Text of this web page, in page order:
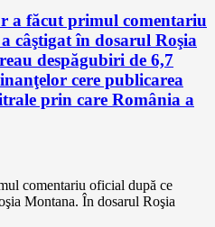
a făcut primul comentariu
câştigat în dosarul Roşia
despăgubiri de 6,7
cere publicarea
prin care România a
comentariu oficial după ce
Montana. În dosarul Roşia